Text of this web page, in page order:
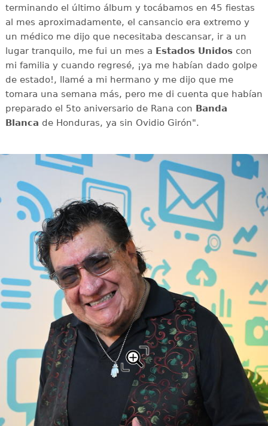
terminando el último álbum y tocábamos en 45 fiestas
al mes aproximadamente, el cansancio era extremo y
un médico me dijo que necesitaba descansar, ir a un
lugar tranquilo, me fui un mes a Estados Unidoscon
mi familia y cuando regresé, ¡ya me habían dado golpe
de estado!, llamé a mi hermano y me dijo que me
tomara una semana más, pero me di cuenta que habían
preparado el 5to aniversario de Rana con Banda
Blanca de Honduras, ya sin Ovidio Girón".